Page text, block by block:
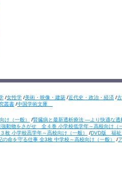
/女性学 /美術・映像・建築 /近代史・政治・経済 /
叢書 /中国学術文庫
け（一般）
/腎臓病と最新透析療法 ―より快適な
強動物をさがせ 全４巻 小学校低学年～高校向け（
小学校高学年～高校向け（一般） /DVD版 福祉
の命を守る仕事 全3枚 中学校～高校向け（一般） /